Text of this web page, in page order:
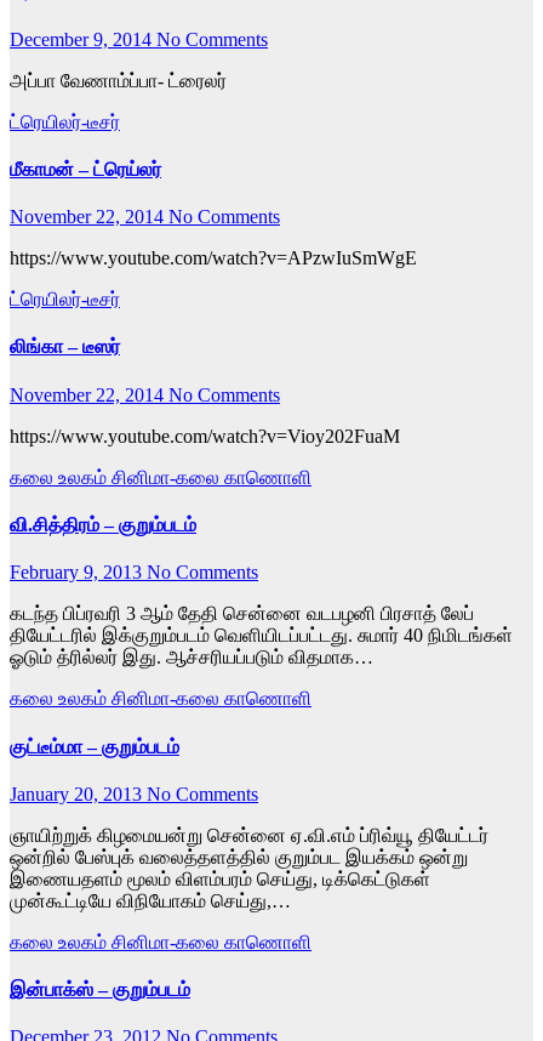
December 9, 2014 No Comments
அப்பா வேணாம்ப்பா- ட்ரைலர்
ட்ரெயிலர்-டீசர்
மீகாமன் – ட்ரெய்லர்
November 22, 2014 No Comments
https://www.youtube.com/watch?v=APzwIuSmWgE
ட்ரெயிலர்-டீசர்
லிங்கா – டீஸர்
November 22, 2014 No Comments
https://www.youtube.com/watch?v=Vioy202FuaM
கலை உலகம் சினிமா-கலை காணொளி
வி.சித்திரம் – குறும்படம்
February 9, 2013 No Comments
கடந்த பிப்ரவரி 3 ஆம் தேதி சென்னை வடபழனி பிரசாத் லேப்
தியேட்டரில் இக்குறும்படம் வெளியிடப்பட்டது. சுமார் 40 நிமிடங்கள்
ஓடும் த்ரில்லர் இது. ஆச்சரியப்படும் விதமாக…
கலை உலகம் சினிமா-கலை காணொளி
குட்டீம்மா – குறும்படம்
January 20, 2013 No Comments
ஞாயிற்றுக் கிழமையன்று சென்னை ஏ.வி.எம் ப்ரிவ்யூ தியேட்டர்
ஒன்றில் பேஸ்புக் வலைத்தளத்தில் குறும்பட இயக்கம் ஒன்று
இணையதளம் மூலம் விளம்பரம் செய்து, டிக்கெட்டுகள்
முன்கூட்டியே விநியோகம் செய்து,…
கலை உலகம் சினிமா-கலை காணொளி
இன்பாக்ஸ் – குறும்படம்